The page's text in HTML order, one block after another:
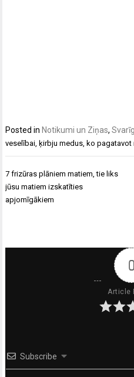
Posted inNotikumi un Ziņas,
veselībai ,ķirbju medus ,ko pagatavot
Ziņu
izvēlne
7 frizūras plāniem matiem, tie liks
jūsu matiem izskatīties
apjomīgākiem
0
Article
Subscribe